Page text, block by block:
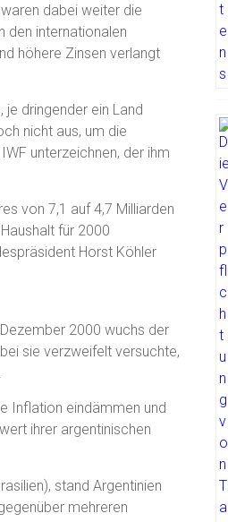
dabei weiter die
den internationalen
höhere Zinsen verlangt
dringender ein Land
nicht aus, um die
unterzeichnen, der ihm
von 7,1 auf 4,7 Milliarden
für 2000
Horst Köhler
2000 wuchs der
sie verzweifelt versuchte,
Inflation eindämmen und
ihrer argentinischen
stand Argentinien
mehreren